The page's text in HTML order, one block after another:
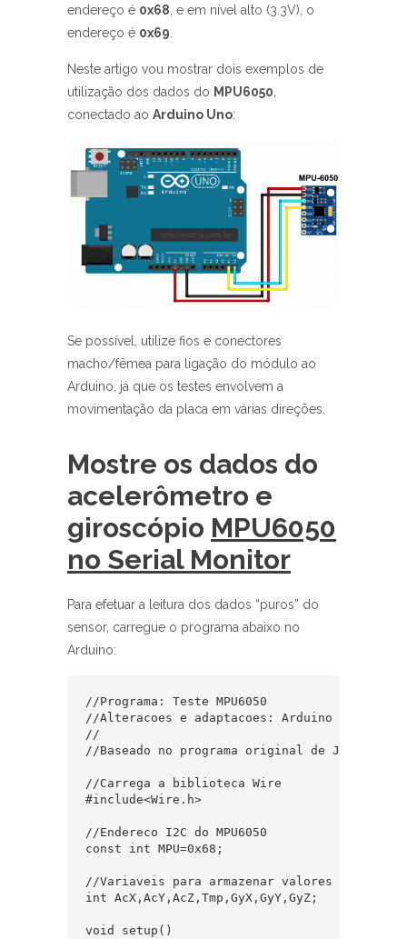
endereço é 0x68 , e em nível alto (3.3V), o
endereço é 0x69
Neste artigo vou mostrar dois exemplos de
utilização dos dados do MPU6050
conectado ao Arduino Uno:
Se possível, utilize fios e conectores
macho/fêmea para ligação do módulo ao
Arduino, já que os testes envolvem a
movimentação da placa em várias direções.
Mostre os dados do
acelerômetro e
giroscópio MPU6050
no Serial Monitor
Para efetuar a leitura dos dados “puros” do
sensor, carregue o programa abaixo no
Arduino:
//Programa: Teste MPU6050
//Alteracoes e adaptacoes: Arduino e Cia
//
//Baseado no programa original de JohnChi
//Carrega a biblioteca Wire
#include<Wire.h>
//Endereco I2C do MPU6050
const int MPU=0x68;
//Variaveis para armazenar valores dos
int AcX,AcY,AcZ,Tmp,GyX,GyY,GyZ;
void setup()